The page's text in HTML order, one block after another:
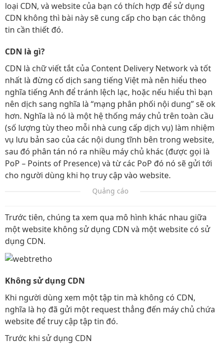
loại CDN, và website của bạn có thích hợp để sử dụng
CDN không thì bài này sẽ cung cấp cho bạn các thông
tin cần thiết đó.
CDN là gì?
CDN là chữ viết tắt của Content Delivery Network và tốt
nhất là đừng cố dịch sang tiếng Việt mà nên hiểu theo
nghĩa tiếng Anh để tránh lệch lạc, hoặc nếu hiểu thì bạn
nên dịch sang nghĩa là “mạng phân phối nội dung” sẽ ok
hơn. Nghĩa là nó là một hệ thống máy chủ trên toàn cầu
(số lượng tùy theo mỗi nhà cung cấp dịch vụ) làm nhiệm
vụ lưu bản sao của các nội dung tĩnh bên trong website,
sau đó phân tán nó ra nhiều máy chủ khác (được gọi là
PoP – Points of Presence) và từ các PoP đó nó sẽ gửi tới
cho người dùng khi họ truy cập vào website.
Quảng cáo
Trước tiên, chúng ta xem qua mô hình khác nhau giữa
một website không sử dụng CDN và một website có sử
dụng CDN.
Không sử dụng CDN
Khi người dùng xem một tập tin mà không có CDN,
nghĩa là họ đã gửi một request thẳng đến máy chủ chứa
website để truy cập tập tin đó.
Trước khi sử dụng CDN